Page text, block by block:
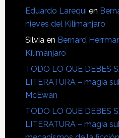
Eduardo Larequi en
nieves del Kilimanjaro
Silvia en Bernard
Kilimanjaro
TODO LO QUE DEBES
LITERATURA – magia
McEwan
TODO LO QUE DEBES
LITERATURA – magia